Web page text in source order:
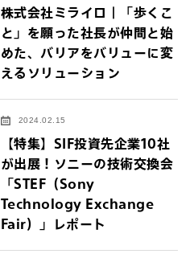
株式会社ミライロ｜「歩くこ
と」を願った社長が仲間と始
めた、バリアをバリューに変
えるソリューション
2024.02.15
【特集】SIF投資先企業10社
が出展！ソニーの技術交換会
「STEF（Sony
Technology Exchange
Fair）」レポート